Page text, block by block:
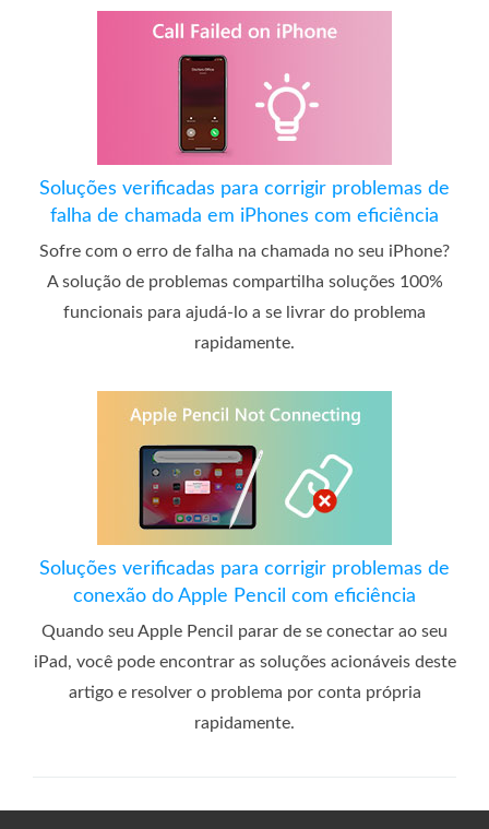
Soluções verificadas para corrigir problemas de
falha de chamada em iPhones com eficiência
Sofre com o erro de falha na chamada no seu iPhone?
A solução de problemas compartilha soluções 100%
funcionais para ajudá-lo a se livrar do problema
rapidamente.
Soluções verificadas para corrigir problemas de
conexão do Apple Pencil com eficiência
Quando seu Apple Pencil parar de se conectar ao seu
iPad, você pode encontrar as soluções acionáveis ​​deste
artigo e resolver o problema por conta própria
rapidamente.